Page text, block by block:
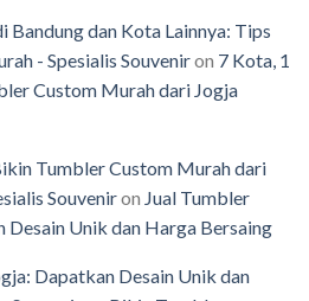
Bandung dan Kota Lainnya: Tips
- Spesialis Souveniron 7 Kota, 1
Custom Murah dari Jogja
Tumbler Custom Murah dari
Souveniron Jual Tumbler
Desain Unik dan Harga Bersaing
Dapatkan Desain Unik dan